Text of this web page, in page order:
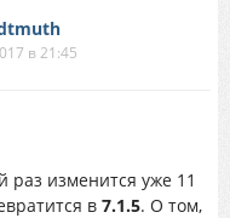
в 21:45
раз изменится уже 11
в 7.1.5. О том,